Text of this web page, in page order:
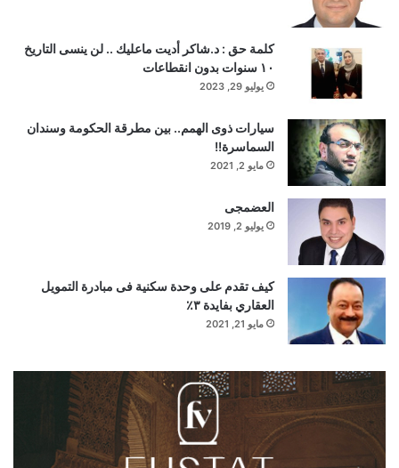
كلمة حق : د.شاكر أديت ماعليك .. لن ينسى التاريخ
١٠ سنوات بدون انقطاعات
يوليو 29, 2023
سيارات ذوى الهمم.. بين مطرقة الحكومة وسندان
السماسرة!!
مايو 2, 2021
العضمجى
يوليو 2, 2019
كيف تقدم على وحدة سكنية فى مبادرة التمويل
العقاري بفايدة ٣٪
مايو 21, 2021